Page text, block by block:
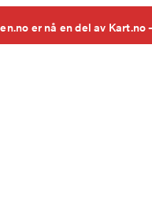
er nå en del av